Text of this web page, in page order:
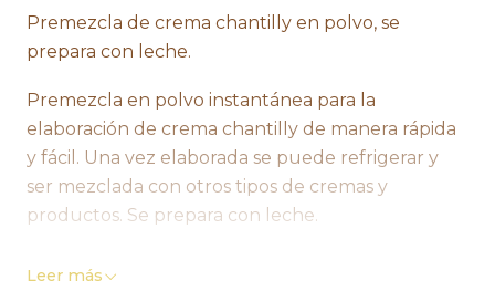
Premezcla de crema chantilly en polvo, se
prepara con leche.
Premezcla en polvo instantánea para la
elaboración de crema chantilly de manera rápida
y fácil. Una vez elaborada se puede refrigerar y
ser mezclada con otros tipos de cremas y
productos. Se prepara con leche.
Ventajas para el cliente
Leer más